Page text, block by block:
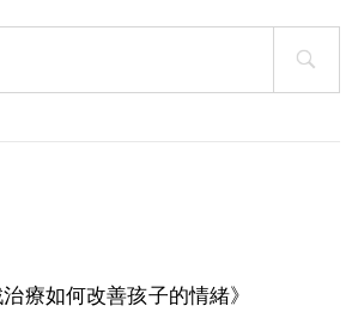
療如何改善孩子的情緒》